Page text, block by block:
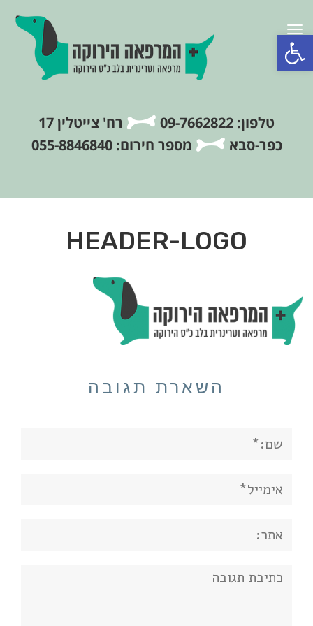
פתח סרגל נגישות
תפריט
טלפון: 09-7662822
רח' צייטלין 17
כפר-סבא
מספר חירום: 055-8846840
HEADER-LOGO
השארת תגובה
תגובה: